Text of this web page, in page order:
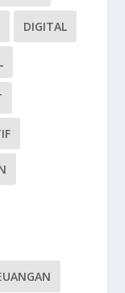
DIGITAL